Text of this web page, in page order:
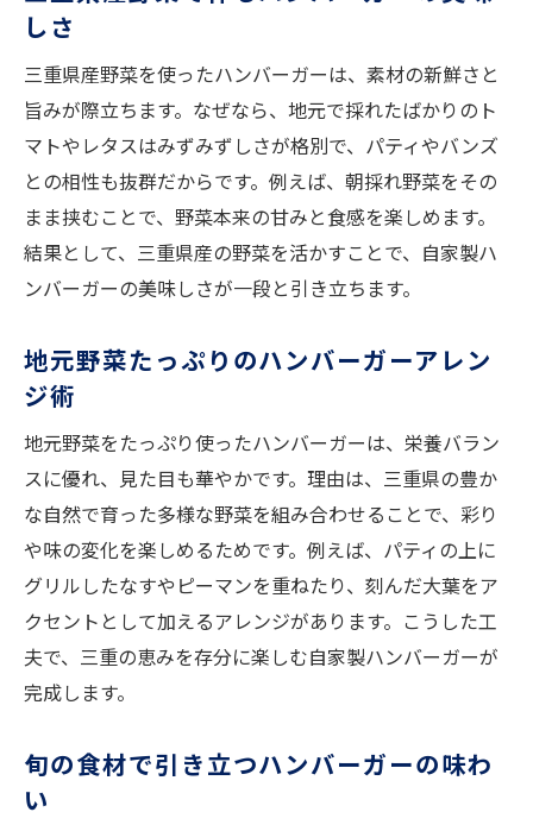
しさ
三重県産野菜を使ったハンバーガーは、素材の新鮮さと
旨みが際立ちます。なぜなら、地元で採れたばかりのト
マトやレタスはみずみずしさが格別で、パティやバンズ
との相性も抜群だからです。例えば、朝採れ野菜をその
まま挟むことで、野菜本来の甘みと食感を楽しめます。
結果として、三重県産の野菜を活かすことで、自家製ハ
ンバーガーの美味しさが一段と引き立ちます。
地元野菜たっぷりのハンバーガーアレン
ジ術
地元野菜をたっぷり使ったハンバーガーは、栄養バラン
スに優れ、見た目も華やかです。理由は、三重県の豊か
な自然で育った多様な野菜を組み合わせることで、彩り
や味の変化を楽しめるためです。例えば、パティの上に
グリルしたなすやピーマンを重ねたり、刻んだ大葉をア
クセントとして加えるアレンジがあります。こうした工
夫で、三重の恵みを存分に楽しむ自家製ハンバーガーが
完成します。
旬の食材で引き立つハンバーガーの味わ
い